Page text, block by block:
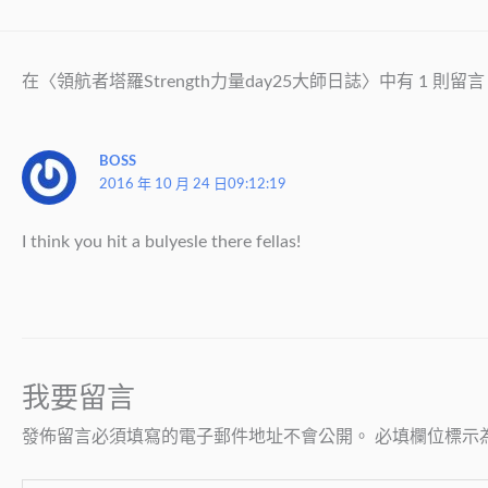
在〈領航者塔羅Strength力量day25大師日誌〉中有 1 則留言
BOSS
2016 年 10 月 24 日09:12:19
I think you hit a bulyesle there fellas!
我要留言
發佈留言必須填寫的電子郵件地址不會公開。 必填欄位標示